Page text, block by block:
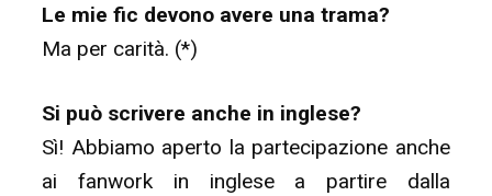
Le mie fic devono avere una trama?
Ma per carità. (*)
Si può scrivere anche in inglese?
Sì! Abbiamo aperto la partecipazione anche
ai fanwork in inglese a partire dalla